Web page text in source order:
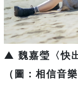
▲ 魏嘉瑩〈快
（圖：相信音樂